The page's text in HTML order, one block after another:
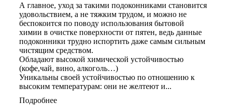
А главное, уход за такими подоконниками становится
удовольствием, а не тяжким трудом, и можно не
беспокоится по поводу использования бытовой
химии в очистке поверхности от пятен, ведь данные
подоконники трудно испортить даже самым сильным
чистящим средством.
Обладают высокой химической устойчивостью
(кофе,чай, вино, алкоголь…)
Уникальны своей устойчивостью по отношению к
высоким температурам: они не желтеют и...
Подробнее